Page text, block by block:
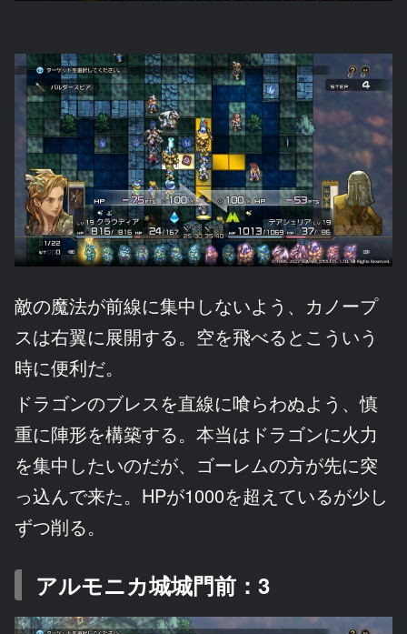
敵の魔法が前線に集中しないよう、カノープ
スは右翼に展開する。空を飛べるとこういう
時に便利だ。
ドラゴンのブレスを直線に喰らわぬよう、慎
重に陣形を構築する。本当はドラゴンに火力
を集中したいのだが、ゴーレムの方が先に突
っ込んで来た。HPが1000を超えているが少し
ずつ削る。
アルモニカ城城門前：3